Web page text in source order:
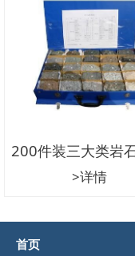
>详情
首页